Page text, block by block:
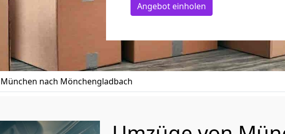
Angebot einholen
nach Mönchen­gladbach